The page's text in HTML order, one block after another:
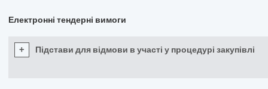
Електронні тендерні вимоги
+ Підстави для відмови в участі у процедурі закупівлі